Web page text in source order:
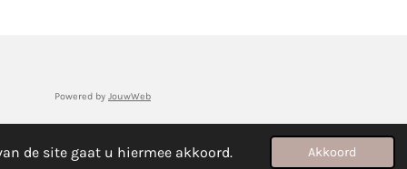
de site gaat u hiermee akkoord. Akkoord
Powered by JouwWeb